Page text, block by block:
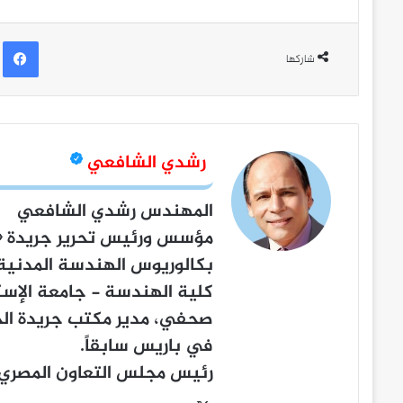
شاركها
رشدي الشافعي
المهندس رشدي الشافعي
مؤسس ورئيس تحرير جريدة
بكالوريوس الهندسة
كلية الهندسة - جامعة
صحفي، مدير مكتب جريدة
في باريس سابقاً.
رئيس مجلس التعاون